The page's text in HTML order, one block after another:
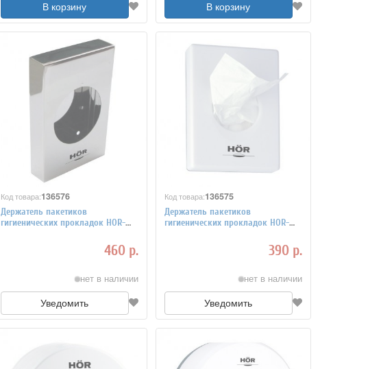
В корзину В корзину
Код товара:136576
Держатель пакетиков
гигиенических прокладок HOR-
460 р.
нет в наличии
Уведомить
Код товара:136575
Держатель пакетиков
гигиенических прокладок HOR-
390 р.
нет в наличии
Уведомить